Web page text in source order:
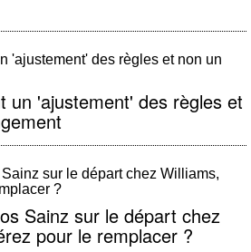
un 'ajustement' des règles et
Sainz sur le départ chez
pour le remplacer ?